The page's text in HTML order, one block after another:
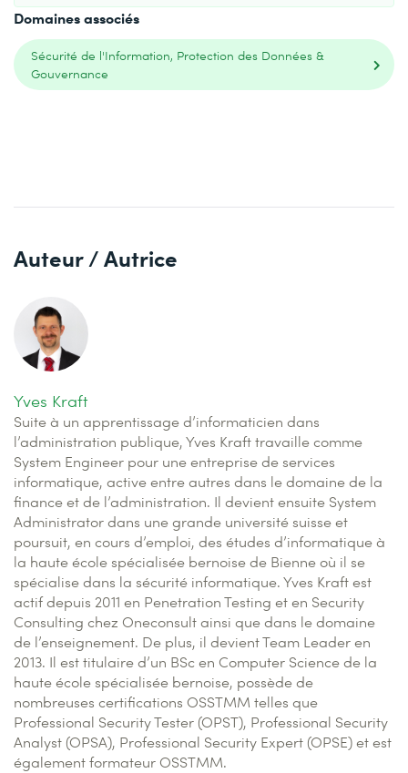
Domaines associés
Sécurité de l'Information, Protection des Données &
Gouvernance
Auteur / Autrice
Yves Kraft
Suite à un apprentissage d’informaticien dans
l’administration publique, Yves Kraft travaille comme
System Engineer pour une entreprise de services
informatique, active entre autres dans le domaine de la
finance et de l’administration. Il devient ensuite System
Administrator dans une grande université suisse et
poursuit, en cours d’emploi, des études d’informatique à
la haute école spécialisée bernoise de Bienne où il se
spécialise dans la sécurité informatique. Yves Kraft est
actif depuis 2011 en Penetration Testing et en Security
Consulting chez Oneconsult ainsi que dans le domaine
de l’enseignement. De plus, il devient Team Leader en
2013. Il est titulaire d’un BSc en Computer Science de la
haute école spécialisée bernoise, possède de
nombreuses certifications OSSTMM telles que
Professional Security Tester (OPST), Professional Security
Analyst (OPSA), Professional Security Expert (OPSE) et est
également formateur OSSTMM.